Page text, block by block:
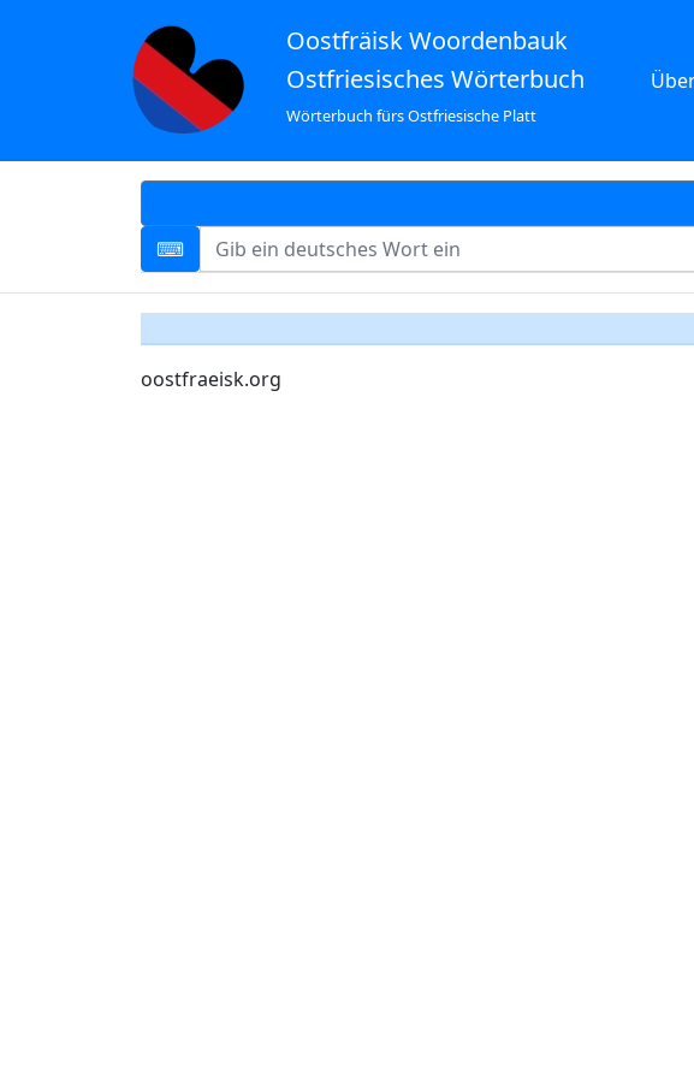
Oostfräisk Woordenbauk
Ostfriesisches Wörterbuch
Wörterbuch fürs Ostfriesische Platt
oostfraeisk.org